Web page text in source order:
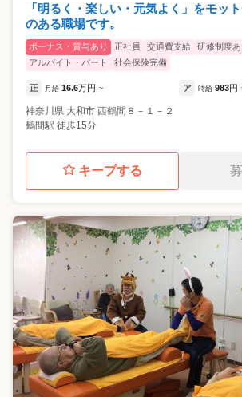
「明るく・楽しい・元気よく」をモッ
のある職場です。
ボーナス・賞与あり 正社員 交通費支給
研修制度あ
アルバイト・パート
社会保険完備
正 月給 16.6万円 ~ ア 時給 983円
神奈川県 大和市 西鶴間８－１－２
鶴間駅 徒歩15分
キープする